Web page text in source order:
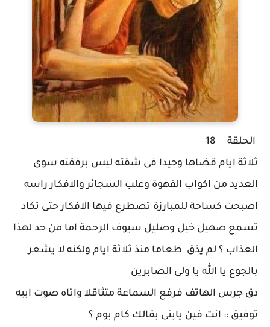
الحلقة 18
ثلاثة ايام قضاها وحيدا فى شقته ليس برفقته سوى
العديد من اكواب القهوة وعلب السجائر والافكار راسه
اصبحت كساحة للمبارزة تصطرع فيها الافكار حتى تكاد
تسمع صهيل خيل وصليل سيوف الرحمة اما من حد لهذا
العذاب ؟ لم يذق طعاما منذ ثلاثة ايام ولكنه لا يشعر
بالجوع يا الله يا ولى الصابرين
دق جرس الهاتف فرفع السماعة متثاقلا واتاه صوت ابيه
توفيق :: انت فين يابنى بقالك كام يوم ؟